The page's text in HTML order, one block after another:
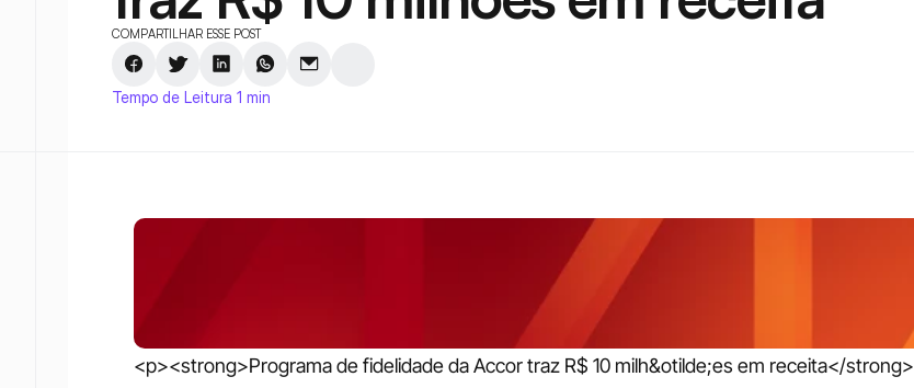
COMPARTILHAR ESSE POST
Tempo de Leitura 1 min
<p><strong>Programa de fidelidade da Accor traz R$ 10 milh&otilde;es em receita</strong>